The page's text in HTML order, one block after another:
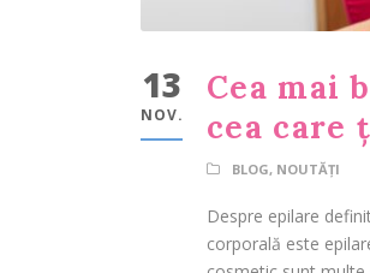
13
NOV.
Cea mai
cea care
BLOG, NOUTĂȚI
Despre epilare
corporală este